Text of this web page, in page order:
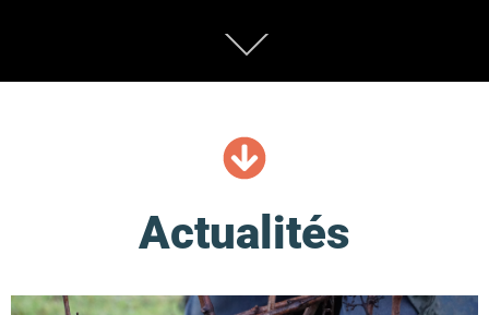
Actualités